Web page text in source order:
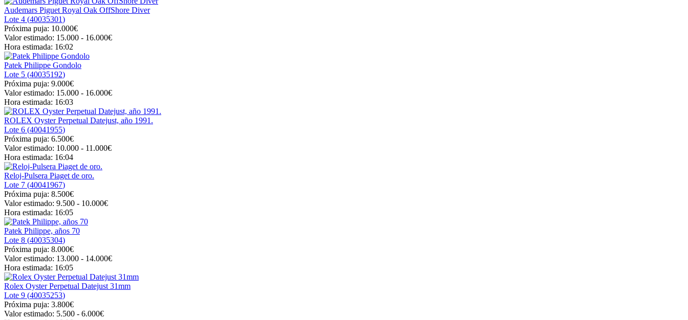
Audemars Piguet Royal Oak OffShore Diver
Lote 4 (40035301)
Próxima puja: 10.000€
Valor estimado: 15.000 - 16.000€
Hora estimada: 16:02
Patek Philippe Gondolo
Lote 5 (40035192)
Próxima puja: 9.000€
Valor estimado: 15.000 - 16.000€
Hora estimada: 16:03
ROLEX Oyster Perpetual Datejust, año 1991.
Lote 6 (40041955)
Próxima puja: 6.500€
Valor estimado: 10.000 - 11.000€
Hora estimada: 16:04
Reloj-Pulsera Piaget de oro.
Lote 7 (40041967)
Próxima puja: 8.500€
Valor estimado: 9.500 - 10.000€
Hora estimada: 16:05
Patek Philippe, años 70
Lote 8 (40035304)
Próxima puja: 8.000€
Valor estimado: 13.000 - 14.000€
Hora estimada: 16:05
Rolex Oyster Perpetual Datejust 31mm
Lote 9 (40035253)
Próxima puja: 3.800€
Valor estimado: 5.500 - 6.000€